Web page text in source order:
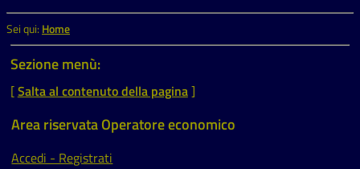
Sei qui: Home
Sezione menù:
[Salta al contenuto della pagina]
Area riservata Operatore economico
Accedi - Registrati